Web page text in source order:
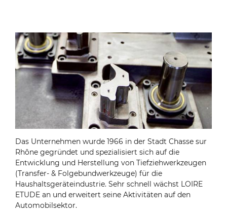
Das Unternehmen wurde 1966 in der Stadt Chasse sur
Rhône gegründet und spezialisiert sich auf die
Entwicklung und Herstellung von Tiefziehwerkzeugen
(Transfer- & Folgebundwerkzeuge) für die
Haushaltsgeräteindustrie. Sehr schnell wächst LOIRE
ETUDE an und erweitert seine Aktivitäten auf den
Automobilsektor.